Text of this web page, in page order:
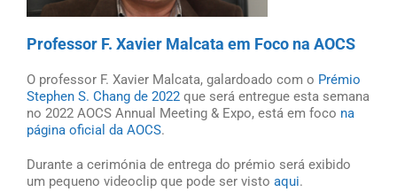
Professor F. Xavier Malcata em Foco na AOCS
O professor F. Xavier Malcata, galardoado com o Prémio
Stephen S. Chang de 2022 que será entregue esta semana
no 2022 AOCS Annual Meeting & Expo, está em foco na
página oficial da AOCS.
Durante a cerimónia de entrega do prémio será exibido
um pequeno videoclip que pode ser visto aqui.